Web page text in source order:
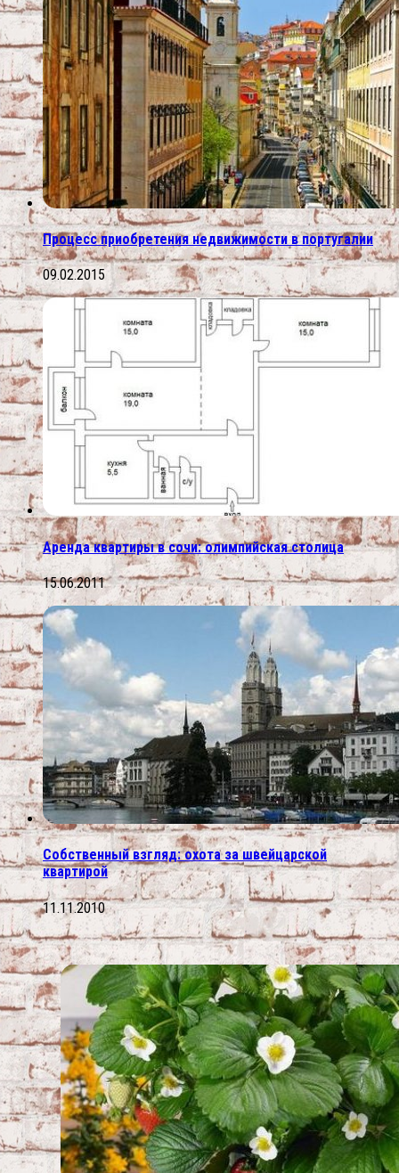
Процесс приобретения недвижимости в португалии
09.02.2015
Аренда квартиры в сочи: олимпийская столица
15.06.2011
Собственный взгляд: охота за швейцарской
квартирой
11.11.2010